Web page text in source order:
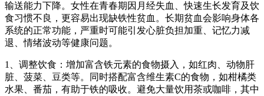
输送能力下降。女性在青春期因月经失血、快速生长发育及饮
食习惯不良，更容易出现缺铁性贫血。长期贫血会影响身体各
系统的正常功能，严重时可能引发心脏负担加重、记忆力减
退、情绪波动等健康问题。
1、调整饮食：增加富含铁元素的食物摄入，如红肉、动物肝
脏、菠菜、豆类等。同时搭配富含维生素C的食物，如柑橘类
水果、番茄，有助于铁的吸收。避免大量饮用茶或咖啡，其中